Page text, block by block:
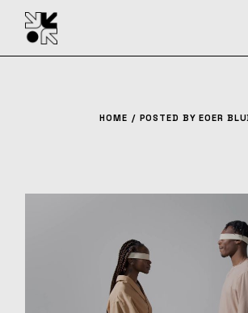
content
HOME POSTED BY EOER